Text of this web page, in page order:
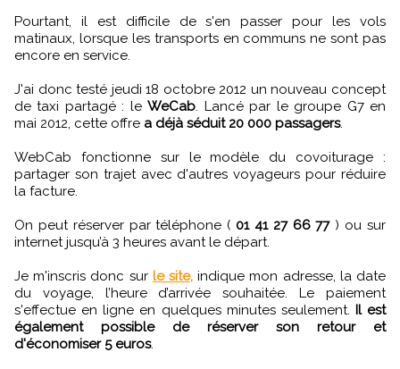
Pourtant, il est difficile de s'en passer pour les vols
matinaux, lorsque les transports en communs ne sont pas
encore en service.
J'ai donc testé jeudi 18 octobre 2012 un nouveau concept
de taxi partagé : leWeCab. Lancé par le groupe G7 en
mai 2012, cette offre a déjà séduit 20 000 passagers.
WebCab fonctionne sur le modèle du covoiturage :
partager son trajet avec d'autres voyageurs pour réduire
la facture.
On peut réserver par téléphone ( 01 41 27 66 77) ou sur
internet jusqu’à 3 heures avant le départ.
Je m'inscris donc sur le site, indique mon adresse, la date
du voyage, l’heure d’arrivée souhaitée. Le paiement
s'effectue en ligne en quelques minutes seulement. Il est
également possible de réserver son retour et
d'économiser 5 euros.